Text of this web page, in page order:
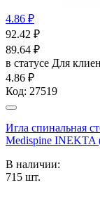
4.86 ₽
92.42 ₽
89.64 ₽
в статусе Для
4.86 ₽
Код: 27519
Игла спинальная
Medispine
В наличии:
715 шт.